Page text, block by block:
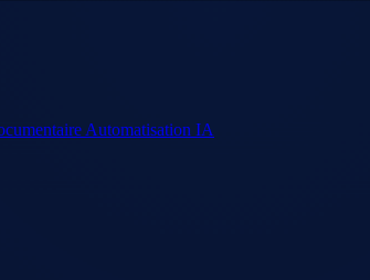
Automatisation IA